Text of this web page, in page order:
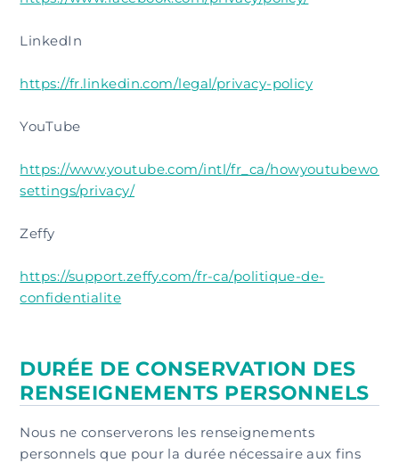
LinkedIn
https://fr.linkedin.com/legal/privacy-policy
YouTube
https://www.youtube.com/intl/fr_ca/
settings/privacy/
Zeffy
https://support.zeffy.com/fr-ca/politique-de-
confidentialite
DURÉE DE CONSERVATION DES
RENSEIGNEMENTS PERSONNELS
Nous ne conserverons les renseignements
personnels que pour la durée nécessaire aux fins